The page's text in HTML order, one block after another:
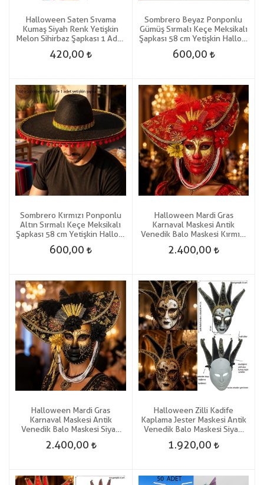
Halloween Saten Sıvama
Kumaş Siyah Renk Yetişkin
Melon Sihirbaz Şapkası 1 Adet
420,00
Sombrero Beyaz Ponponlu
Gümüş Sırmalı Keçe Meksikalı
Şapkası 58 cm Yetişkin Hallow
600,00
Sombrero Kırmızı Ponponlu
Altın Sırmalı Keçe Meksikalı
Şapkası 58 cm Yetişkin Hallow
600,00
Halloween Mardi Gras
Karnaval Maskesi Antik
Venedik Balo Maskesi Kırmızı
2.400,00
Halloween Mardi Gras
Karnaval Maskesi Antik
Venedik Balo Maskesi Siyah
2.400,00
Halloween Zilli Kadife
Kaplama Jester Maskesi Antik
Venedik Balo Maskesi Siyah
1.920,00